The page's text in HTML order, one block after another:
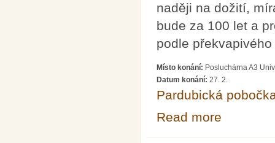
naději na dožití,
bude za 100 let a
podle
Místo konání: Posluchárna A3
Datum konání: 27. 2.
Pardubická
Read more